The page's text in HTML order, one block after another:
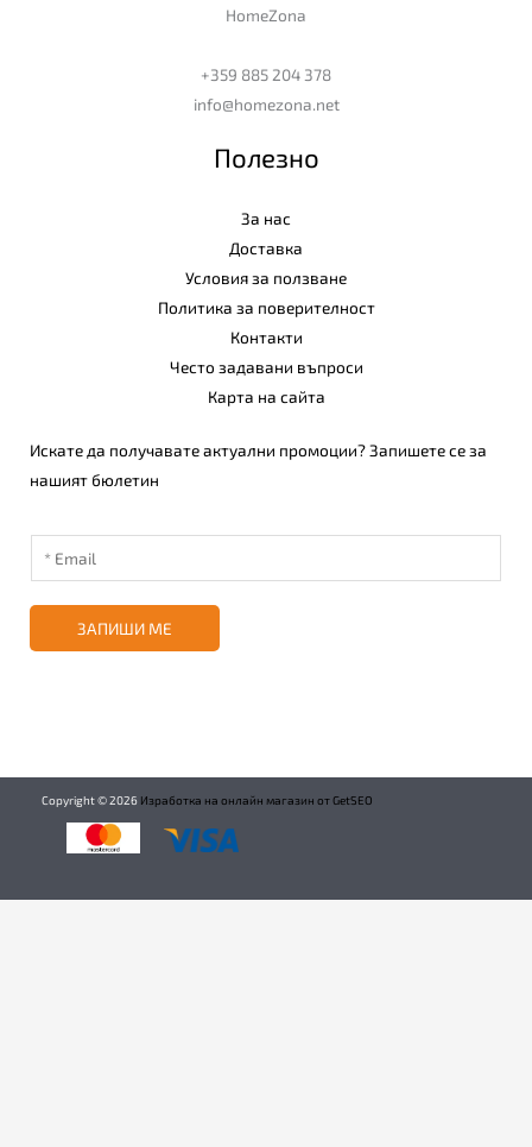
HomeZona
+359 885 204 378
info@homezona.net
Полезно
За нас
Доставка
Условия за ползване
Политика за поверителност
Контакти
Често задавани въпроси
Карта на сайта
Искате да получавате актуални промоции? Запишете се за
нашият бюлетин
ЗАПИШИ МЕ
Copyright ©2026 Изработка на онлайн магазин от GetSEO